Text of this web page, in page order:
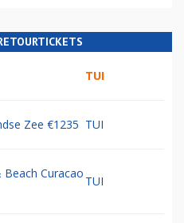
TUI
Zee €1235 TUI
Beach Curacao
TUI